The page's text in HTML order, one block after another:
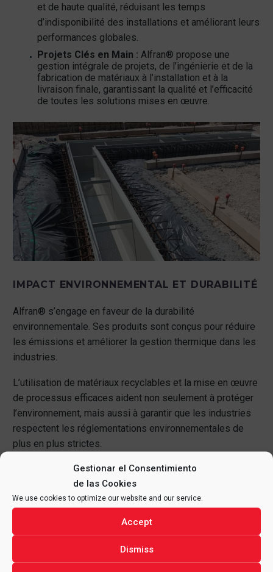
Gestionar el Consentimiento
de las Cookies
We use cookies to optimize our website and our service.
Accept
Dismiss
et de haute qualité, réduisant les temps
d’indisponibilité des installations et améliorant leurs
performances globales.
Projets Clés en Main : Alfran® propose une
gestion intégrale de projets, de l’ingénierie et de la
fabrication de matériaux à l’installation et à la
livraison finale, garantissant la qualité et l’efficacité
de toutes les solutions mises en œuvre.
IMPACT ENVIRONNEMENTAL ET DURABILITÉ
Alfran® s’engage en faveur de la durabilité
environnementale. Ses produits sont conçus pour réduire
les émissions et améliorer la gestion thermique dans les
industries.
L’utilisation de matériaux recyclables et la mise en œuvre
de processus efficaces aident non seulement à protéger
l’environnement, mais aussi à garantir que les industries
respectent les réglementations environnementales de
plus en plus strictes.